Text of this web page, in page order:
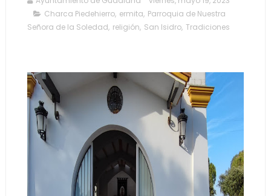
Charca Piedehierro, ermita, Parroquia de Nuestra
Señora de la Soledad, religión, San Isidro, Tradiciones